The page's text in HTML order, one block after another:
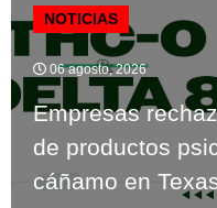
NOTICIAS
06 agosto, 2026
Empresas
de productos
cáñamo en